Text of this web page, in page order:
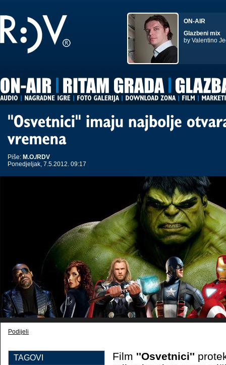
ON-AIR
Glazbeni mix
by Valentino
Piše: M.O./RDV
Ponedjeljak, 7.5.2012. 09:17
Podijeli
TAGOVI Film ''Osvetnici''